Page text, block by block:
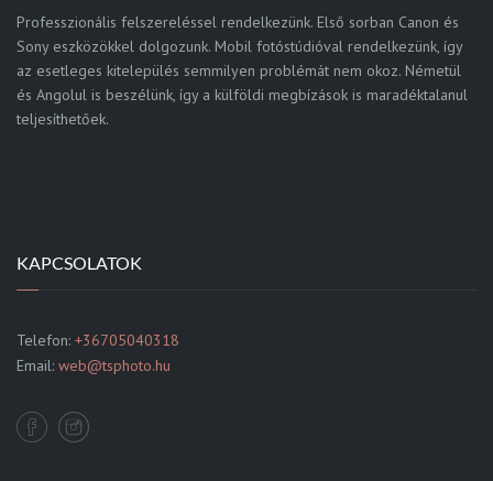
Professzionális felszereléssel rendelkezünk. Első sorban Canon és
Sony eszközökkel dolgozunk. Mobil fotóstúdióval rendelkezünk, így
az esetleges kitelepülés semmilyen problémát nem okoz. Németül
és Angolul is beszélünk, így a külföldi megbízások is maradéktalanul
teljesíthetőek.
KAPCSOLATOK
Telefon: +36705040318
Email: web@tsphoto.hu